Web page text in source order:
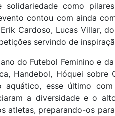
como
contou com ainda
Cardoso, Lucas Villar,
servindo de
do Futebol Feminino e
Handebol, Hóquei sobre
esse último
a diversidade e o
atletas, preparando-os